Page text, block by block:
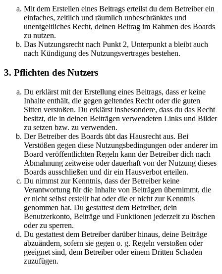
Mit dem Erstellen eines Beitrags erteilst du dem Betreiber ein
einfaches, zeitlich und räumlich unbeschränktes und
unentgeltliches Recht, deinen Beitrag im Rahmen des Boards
zu nutzen.
Das Nutzungsrecht nach Punkt 2, Unterpunkt a bleibt auch
nach Kündigung des Nutzungsvertrages bestehen.
3. Pflichten des Nutzers
Du erklärst mit der Erstellung eines Beitrags, dass er keine
Inhalte enthält, die gegen geltendes Recht oder die guten
Sitten verstoßen. Du erklärst insbesondere, dass du das Recht
besitzt, die in deinen Beiträgen verwendeten Links und Bilder
zu setzen bzw. zu verwenden.
Der Betreiber des Boards übt das Hausrecht aus. Bei
Verstößen gegen diese Nutzungsbedingungen oder anderer im
Board veröffentlichten Regeln kann der Betreiber dich nach
Abmahnung zeitweise oder dauerhaft von der Nutzung dieses
Boards ausschließen und dir ein Hausverbot erteilen.
Du nimmst zur Kenntnis, dass der Betreiber keine
Verantwortung für die Inhalte von Beiträgen übernimmt, die
er nicht selbst erstellt hat oder die er nicht zur Kenntnis
genommen hat. Du gestattest dem Betreiber, dein
Benutzerkonto, Beiträge und Funktionen jederzeit zu löschen
oder zu sperren.
Du gestattest dem Betreiber darüber hinaus, deine Beiträge
abzuändern, sofern sie gegen o. g. Regeln verstoßen oder
geeignet sind, dem Betreiber oder einem Dritten Schaden
zuzufügen.